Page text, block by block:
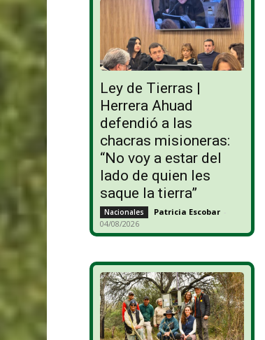
Ley de Tierras |
Herrera Ahuad
defendió a las
chacras misioneras:
“No voy a estar del
lado de quien les
saque la tierra”
Nacionales Patricia Escobar -
04/08/2026